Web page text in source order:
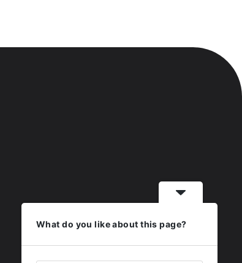
What do you like about this page?